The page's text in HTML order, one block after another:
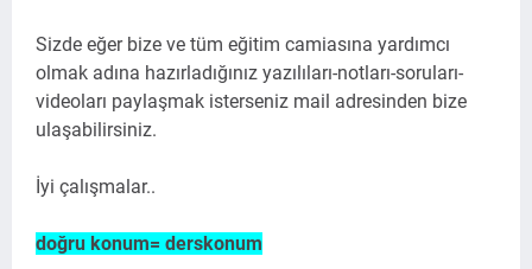
Sizde eğer bize ve tüm eğitim camiasına yardımcı
olmak adına hazırladığınız yazılıları-notları-soruları-
videoları paylaşmak isterseniz mail adresinden bize
ulaşabilirsiniz.
İyi çalışmalar..
doğru konum= derskonum